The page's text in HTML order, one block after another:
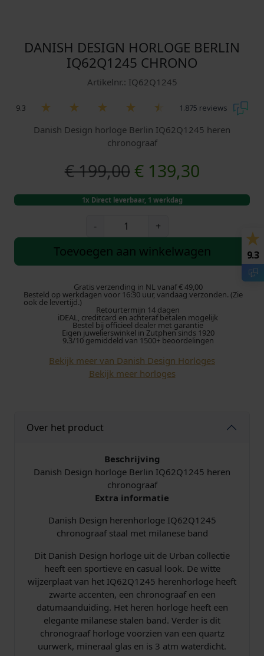
DANISH DESIGN HORLOGE BERLIN
IQ62Q1245 CHRONO
Artikelnr.: IQ62Q1245
9.3 1.875 reviews
Danish Design horloge Berlin IQ62Q1245 heren
chronograaf
€199,00 O
o
s
p
r
o
n
k
j
k
e
p
r
i
j
s
€139,30H
u
d
i
g
e
p
r
i
:
€
1
3
9
1x Direct leverbaar, 1 werkdag
-
n
h
D
s
i
n
h
o
e
i
n
Q
6
2
Q
1
2
4
5
+
Toevoegen aan winkelwagen
Gratis verzending in NL vanaf € 49,00
Besteld op werkdagen voor 16:30 uur, vandaag verzonden. (Zie
ook de levertijd.)
Retourtermijn 14 dagen
iDEAL, creditcard en achteraf betalen mogelijk
Bestel bij officieel dealer met garantie
Eigen juwelierswinkel in Zutphen sinds 1920
9.3/10 gemiddeld van 1500+ beoordelingen
Bekijk meer van Danish Design Horloges
Bekijk meer horloges
Over het product
Beschrijving
Danish Design horloge Berlin IQ62Q1245 heren
chronograaf
Extra informatie
Danish Design herenhorloge IQ62Q1245
chronograaf staal met milanese band
Dit Danish Design horloge uit de Urban collectie
heeft een sportieve en casual look. De witte
wijzerplaat van het IQ62Q1245 herenhorloge heeft
zwarte accenten, een chronograaf en een
datumaanduiding. Het heren horloge heeft een
elegante milanese stalen band. Verder is dit
chronograaf horloge voorzien van een quartz
uurwerk, mineraal glas en is 3 atm waterdicht.
9.3